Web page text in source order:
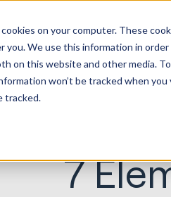
on your computer. These
you. We use this information in
on this website and other media.
won’t be tracked when
tracked.
7